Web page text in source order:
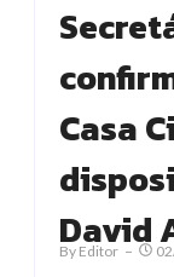
Casa
David
By Editor